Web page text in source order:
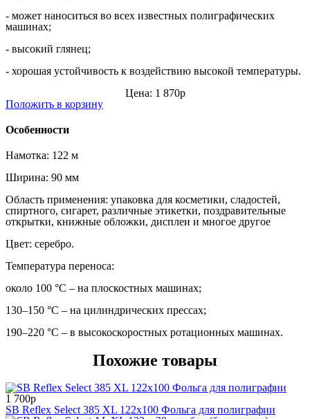
- может наноситься во всех известных полиграфических
машинах;
- высокий глянец;
- хорошая устойчивость к воздействию высокой температуры.
Цена: 1 870р
Положить в корзину
Особенности
Намотка: 122 м
Ширина: 90 мм
Область применения: упаковка для косметики, сладостей,
спиртного, сигарет, различные этикетки, поздравительные
открытки, книжные обложки, дисплеи и многое другое
Цвет: серебро.
Температура переноса:
около 100 °С – на плоскостных машинах;
130–150 °С – на цилиндрических прессах;
190–220 °С – в высокоскоростных ротационных машинах.
Похожие товары
1 700р
SB Reflex Select 385 XL 122x100 Фольга для полиграфии